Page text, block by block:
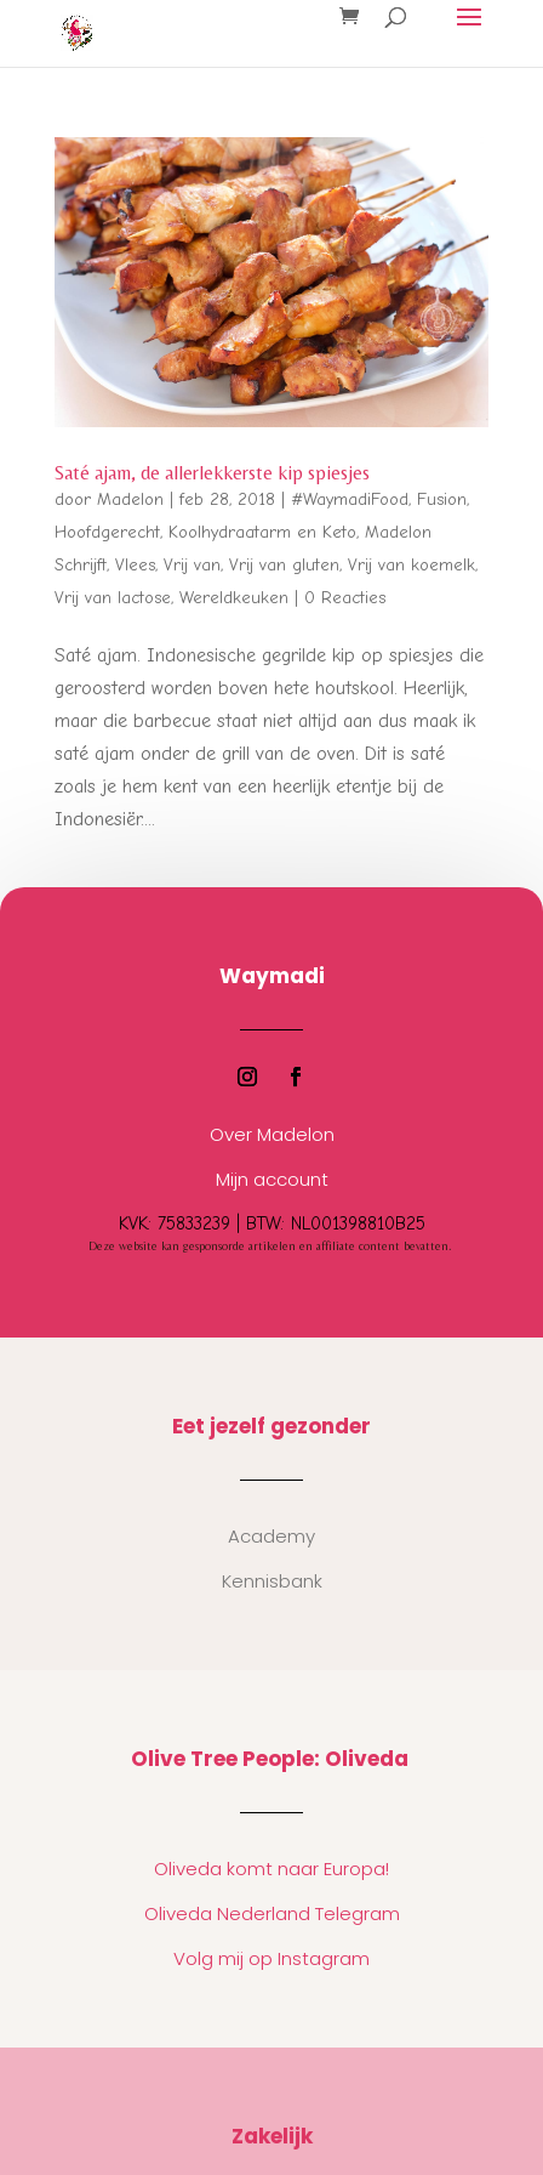
Saté ajam, de allerlekkerste kip spiesjes
door Madelon |feb 28, 2018 #WaymadiFood, Fusion,
Hoofdgerecht, Koolhydraatarm en Keto, Madelon
Schrijft, Vlees, Vrij van, Vrij van gluten, Vrij van koemelk,
Vrij van lactose, Wereldkeuken 0 Reacties
Saté ajam. Indonesische gegrilde kip op spiesjes die
geroosterd worden boven hete houtskool. Heerlijk,
maar die barbecue staat niet altijd aan dus maak ik
saté ajam onder de grill van de oven. Dit is saté
zoals je hem kent van een heerlijk etentje bij de
Indonesiër....
Waymadi
Over Madelon
Mijn account
KVK: 75833239 | BTW: NL001398810B25
Deze website kan gesponsorde artikelen en affiliate content bevatten.
Eet jezelf gezonder
Academy
Kennisbank
Olive Tree People: Oliveda
Oliveda komt naar Europa!
Oliveda Nederland Telegram
Volg mij op Instagram
Zakelijk